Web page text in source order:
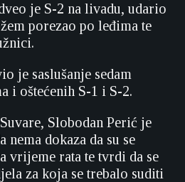
je S-2 na livadu, udario
porezao po leđima te
je saslušanje sedam
i oštećenih S-1 i S-2.
Slobodan Perić je
nema dokaza da su se
vrijeme rata te tvrdi da se
za koja se trebalo suditi